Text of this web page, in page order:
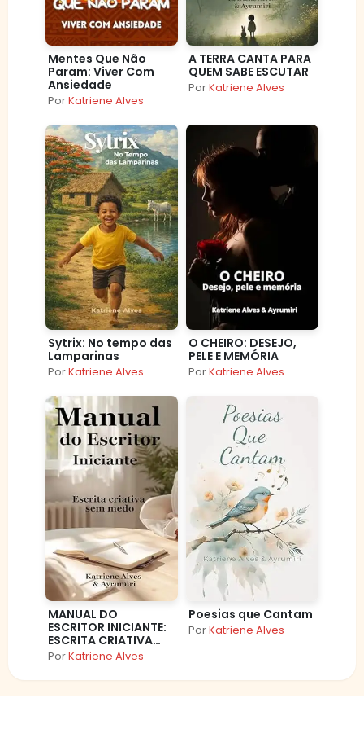
Mentes Que Não
Param: Viver Com
Ansiedade
PorKatriene Alves
A TERRA CANTA PARA
QUEM SABE ESCUTAR
PorKatriene Alves
Sytrix: No tempo das
Lamparinas
PorKatriene Alves
O CHEIRO: DESEJO,
PELE E MEMÓRIA
PorKatriene Alves
MANUAL DO
ESCRITOR INICIANTE:
ESCRITA CRIATIVA
SEM MEDO
PorKatriene Alves
Poesias que Cantam
PorKatriene Alves